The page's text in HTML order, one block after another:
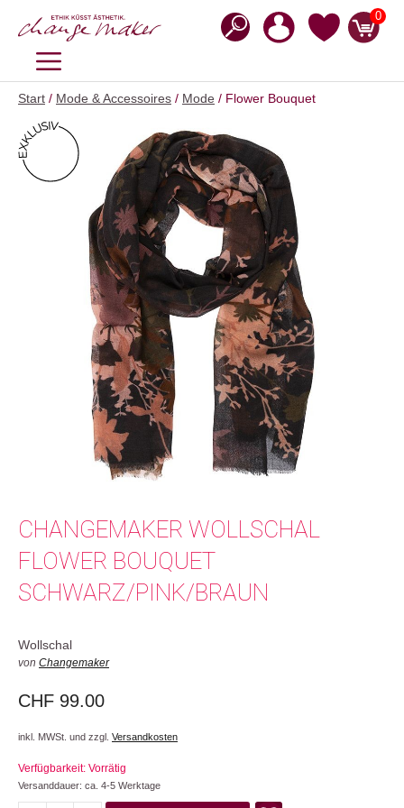
Inhalt
0
MENÜ
Start / Mode & Accessoires / Mode / Flower Bouquet
CHANGEMAKER WOLLSCHAL
FLOWER BOUQUET
SCHWARZ/PINK/BRAUN
Wollschal
von Changemaker
CHF 99.00
inkl. MWSt. und zzgl. Versandkosten
Verfügbarkeit: Vorrätig
Versanddauer: ca. 4-5 Werktage